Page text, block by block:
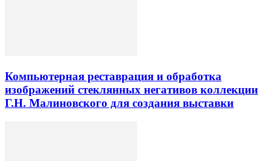
Компьютерная реставрация и обработка
изображений стеклянных негативов коллекции
Г.Н. Малиновского для создания выставки